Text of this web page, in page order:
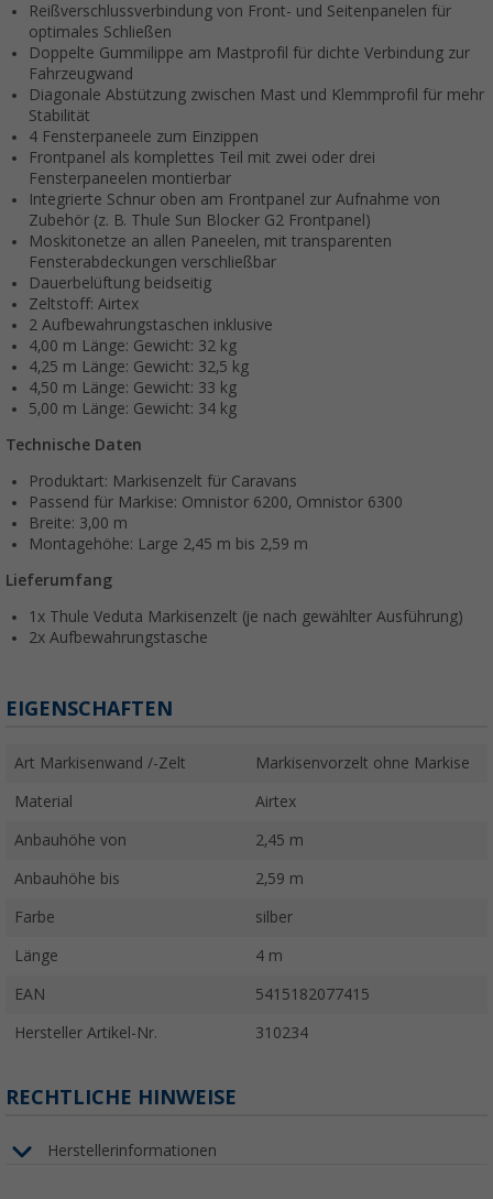
Reißverschlussverbindung von Front- und Seitenpanelen für
optimales Schließen
Doppelte Gummilippe am Mastprofil für dichte Verbindung zur
Fahrzeugwand
Diagonale Abstützung zwischen Mast und Klemmprofil für mehr
Stabilität
4 Fensterpaneele zum Einzippen
Frontpanel als komplettes Teil mit zwei oder drei
Fensterpaneelen montierbar
Integrierte Schnur oben am Frontpanel zur Aufnahme von
Zubehör (z. B. Thule Sun Blocker G2 Frontpanel)
Moskitonetze an allen Paneelen, mit transparenten
Fensterabdeckungen verschließbar
Dauerbelüftung beidseitig
Zeltstoff: Airtex
2 Aufbewahrungstaschen inklusive
4,00 m Länge: Gewicht: 32 kg
4,25 m Länge: Gewicht: 32,5 kg
4,50 m Länge: Gewicht: 33 kg
5,00 m Länge: Gewicht: 34 kg
Technische Daten
Produktart: Markisenzelt für Caravans
Passend für Markise: Omnistor 6200, Omnistor 6300
Breite: 3,00 m
Montagehöhe: Large 2,45 m bis 2,59 m
Lieferumfang
1x Thule Veduta Markisenzelt (je nach gewählter Ausführung)
2x Aufbewahrungstasche
EIGENSCHAFTEN
Art Markisenwand /-Zelt Markisenvorzelt ohne Markise
Material Airtex
Anbauhöhe von 2,45 m
Anbauhöhe bis 2,59 m
Farbe silber
Länge 4 m
EAN 5415182077415
Hersteller Artikel-Nr. 310234
RECHTLICHE HINWEISE
Herstellerinformationen